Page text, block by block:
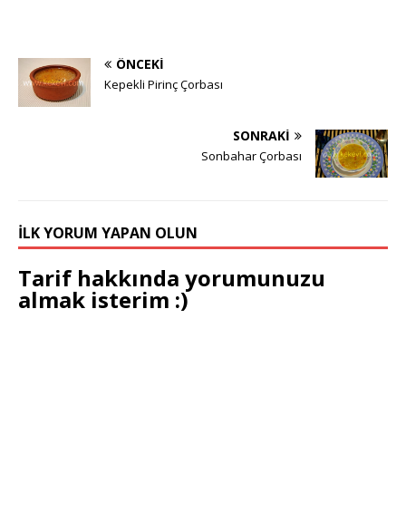
ÖNCEKI
Kepekli Pirinç Çorbası
SONRAKI
Sonbahar Çorbası
İLK YORUM YAPAN OLUN
Tarif hakkında yorumunuzu
almak isterim :)